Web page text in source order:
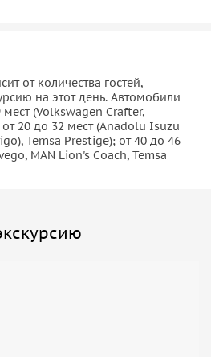
от количества гостей,
на этот день. Автомобили
(Volkswagen Crafter,
20 до 32 мест (Anadolu Isuzu
Temsa Prestige); от 40 до 46
MAN Lion's Coach, Temsa